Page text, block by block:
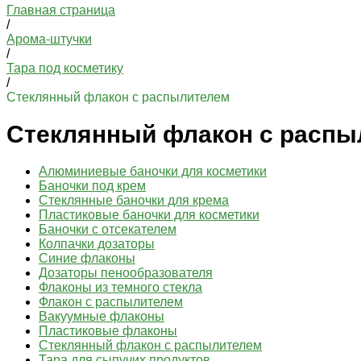
Главная страница
/
Арома-штучки
/
Тара под косметику
/
Стеклянный флакон с распылителем
Стеклянный флакон с
Алюминиевые баночки для косметики
Баночки под крем
Стеклянные баночки для крема
Пластиковые баночки для косметики
Баночки с отсекателем
Колпачки дозаторы
Синие флаконы
Дозаторы пенообразователя
Флаконы из темного стекла
Флакон с распылителем
Вакуумные флаконы
Пластиковые флаконы
Стеклянный флакон с распылителем